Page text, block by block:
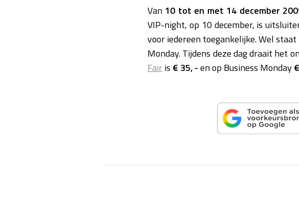
Van 10 tot en met 14 december
VIP-night, op 10 december, is
voor iedereen toegankelijke. Wel
Monday. Tijdens deze dag draait het
Fairis € 35, -en op Business Monday